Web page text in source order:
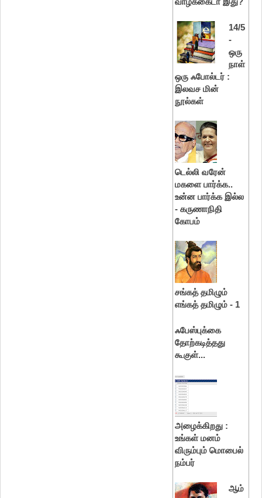
14/5
-
ஒரு
நாள்
ஒரு ஃபோல்டர் :
இலவச மின்
நூல்கள்
டெல்லி வரேன்
மகளை பார்க்க..
உன்ன பார்க்க இல்ல
- கருணாநிதி
கோபம்
சங்கத் தமிழும்
எங்கத் தமிழும் - 1
ஃபேஸ்புக்கை
தோற்கடித்தது
கூகுள்...
அழைக்கிறது :
உங்கள் மனம்
விரும்பும் மொபைல்
நம்பர்
ஆம்